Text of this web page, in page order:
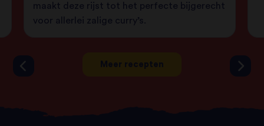
maakt deze rijst tot het perfecte bijgerecht
voor allerlei zalige curry’s.
Meer recepten